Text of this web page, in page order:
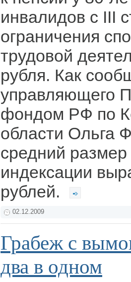
инвалидов с III
ограничения
трудовой
рубля. Как
управляющего
фондом РФ по
области Ольга
средний
индексации
рублей.
02.12.2009
Грабеж с
два в одном